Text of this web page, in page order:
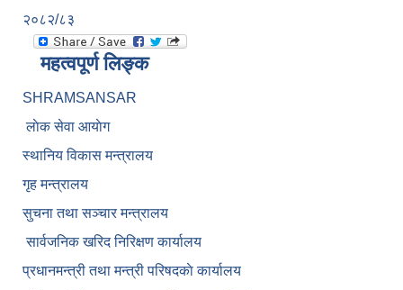
२०८२/८३
महत्वपूर्ण लिङ्क
SHRAMSANSAR
लाेक सेवा आयाेग
स्थानिय विकास मन्त्रालय
गृह मन्त्रालय
सुचना तथा सञ्चार मन्त्रालय
सार्वजनिक खरिद निरिक्षण कार्यालय
प्रधानमन्त्री तथा मन्त्री परिषदकाे कार्यालय